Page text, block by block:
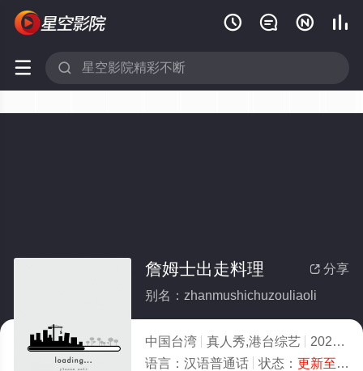
   
 
 分享
詹姆士出走料理
别名：zhanmushichuzouliaoli
中国台湾 真人秀,港台综艺 2022
语言： 汉语普通话 状态： 更新至20260803